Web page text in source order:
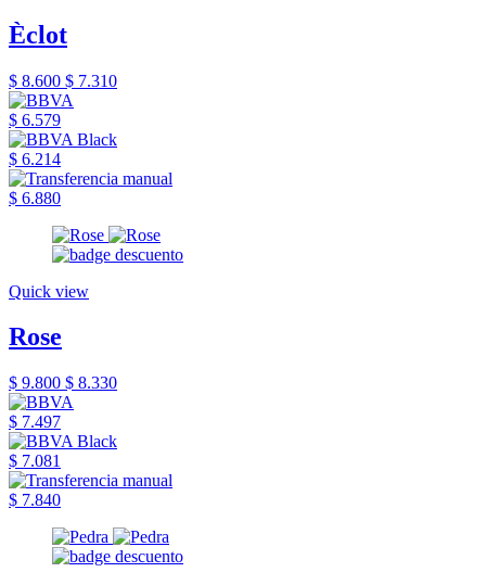
Èclot
$ 8.600 $ 7.310
$ 6.579
$ 6.214
$ 6.880
Quick view
Rose
$ 9.800 $ 8.330
$ 7.497
$ 7.081
$ 7.840